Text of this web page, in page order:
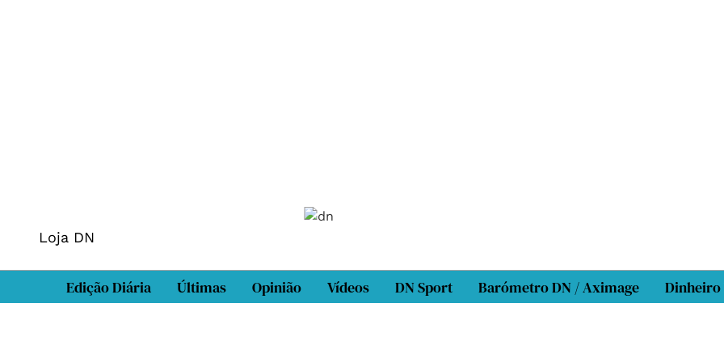
Loja DN
Edição Diária Últimas Opinião Vídeos DN Sport Barómetro DN / Aximage Dinheiro